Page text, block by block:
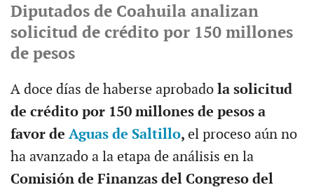
Diputados de Coahuila analizan
solicitud de crédito por 150 millones
de pesos
A doce días de haberse aprobadola solicitud
de crédito por 150 millones de pesos a
favor de Aguas de Saltillo, el proceso aún no
ha avanzado a la etapa de análisis en la
Comisión de Finanzas del Congreso del